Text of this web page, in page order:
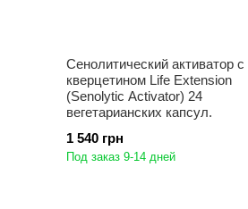
Сенолитический активатор с
кверцетином Life Extension
(Senolytic Activator) 24
вегетарианских капсул.
1 540 грн
Под заказ 9-14 дней